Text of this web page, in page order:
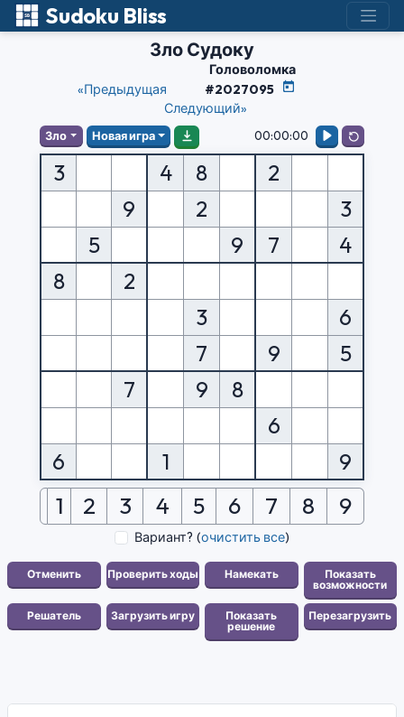
Sudoku Bliss
Зло Судоку
«Предыдущая
Головоломка
#2027095
Следующий»
Зло Новая игра 00:00:00
3 4 8
2
9
2
3
5
9 7
4
8
2
3
6
7
9
5
7
9
8
6
6
1 9
1 2 3 4 5 6 7 8 9
Вариант? (очистить все)